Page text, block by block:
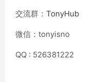
交流群： TonyHub
微信：tonyisno
QQ : 526381222